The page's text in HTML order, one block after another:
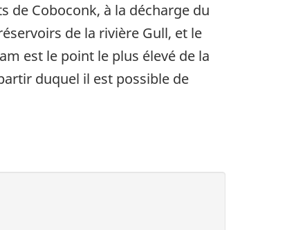
de Coboconk, à la décharge du
de la rivière Gull, et le
est le point le plus élevé de la
duquel il est possible de